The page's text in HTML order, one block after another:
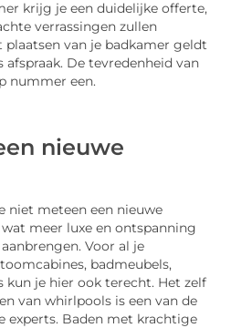
krijg je een duidelijke offerte,
verrassingen zullen
plaatsen van je badkamer geldt
afspraak. De tevredenheid van
nummer een.
nieuwe
niet meteen een nieuwe
meer luxe en ontspanning
Voor al je
badmeubels,
kun je hier ook terecht. Het zelf
van whirlpools is een van de
experts. Baden met krachtige